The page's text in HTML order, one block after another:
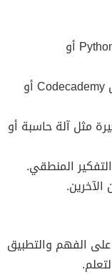
اختر لغة برمجة واحدة كبداية، مثل Python أو
استخدم منصات تعليمية تفاعلية مثل Codecademy أو
مثل آلة حاسبة أو
المنطقي.
الفهم والتطبيق